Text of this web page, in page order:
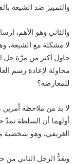
والتمييز ضد الشيعة
والثاني وهو الأهم،
لا مشكلة مع الشيعة،
حاول أكثر من مرّة حل
محاولة لإعادة رسم
للمعارضة؟
لا بد من ملاحظة
أولهما أن السلطة تمدّ
الغريفي، وهو شخصية
ويعَدُّ الرجل الثاني من